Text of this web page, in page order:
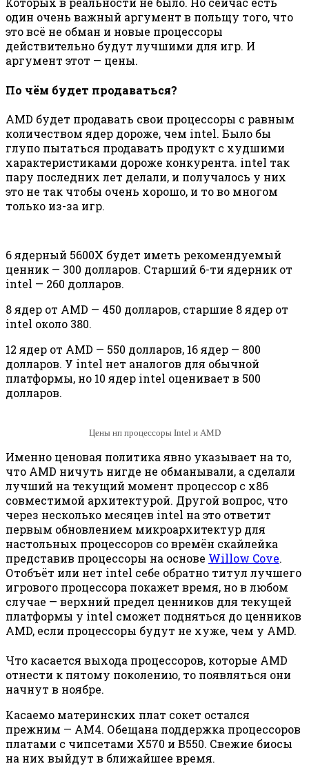
один очень важный аргумент в польщу того, что
это всё не обман и новые процессоры
действительно будут лучшими для игр. И
аргумент этот — цены.
По чём будет продаваться?
AMD будет продавать свои процессоры с равным
количеством ядер дороже, чем intel. Было бы
глупо пытаться продавать продукт с худшими
характеристиками дороже конкурента. intel так
пару последних лет делали, и получалось у них
это не так чтобы очень хорошо, и то во многом
только из-за игр.
6 ядерный 5600X будет иметь рекомендуемый
ценник — 300 долларов. Старший 6-ти ядерник от
intel — 260 долларов.
8 ядер от AMD — 450 долларов, старшие 8 ядер от
intel около 380.
12 ядер от AMD — 550 долларов, 16 ядер — 800
долларов. У intel нет аналогов для обычной
платформы, но 10 ядер intel оценивает в 500
долларов.
Цены нп процессоры Intel и AMD
Именно ценовая политика явно указывает на то,
что AMD ничуть нигде не обманывали, а сделали
лучший на текущий момент процессор с x86
совместимой архитектурой. Другой вопрос, что
через несколько месяцев intel на это ответит
первым обновлением микроархитектур для
настольных процессоров со времён скайлейка
представив процессоры на основе Willow Cove.
Отобъёт или нет intel себе обратно титул лучшего
игрового процессора покажет время, но в любом
случае — верхний предел ценников для текущей
платформы у intel сможет подняться до ценников
AMD, если процессоры будут не хуже, чем у AMD.
Что касается выхода процессоров, которые AMD
отнести к пятому поколению, то появляться они
начнут в ноябре.
Касаемо материнских плат сокет остался
прежним — AM4. Обещана поддержка процессоров
платами с чипсетами X570 и B550. Свежие биосы
на них выйдут в ближайшее время.